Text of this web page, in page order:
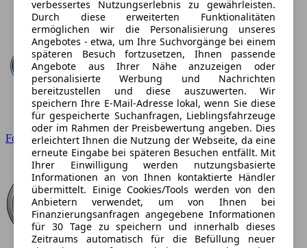
Ford
verbessertes Nutzungserlebnis zu gewährleisten.
Durch diese erweiterten Funktionalitäten
ermöglichen wir die Personalisierung unseres
Angebotes - etwa, um Ihre Suchvorgänge bei einem
späteren Besuch fortzusetzen, Ihnen passende
Angebote aus Ihrer Nähe anzuzeigen oder
personalisierte Werbung und Nachrichten
bereitzustellen und diese auszuwerten. Wir
speichern Ihre E-Mail-Adresse lokal, wenn Sie diese
für gespeicherte Suchanfragen, Lieblingsfahrzeuge
oder im Rahmen der Preisbewertung angeben. Dies
erleichtert Ihnen die Nutzung der Webseite, da eine
erneute Eingabe bei späteren Besuchen entfällt. Mit
Ihrer Einwilligung werden nutzungsbasierte
Informationen an von Ihnen kontaktierte Händler
übermittelt. Einige Cookies/Tools werden von den
Anbietern verwendet, um von Ihnen bei
Finanzierungsanfragen angegebene Informationen
für 30 Tage zu speichern und innerhalb dieses
Zeitraums automatisch für die Befüllung neuer